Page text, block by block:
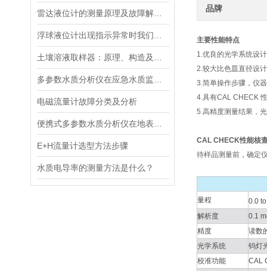
电磁流量计故障分类及分析
E+H流量计选型方法步骤
水质电导率的测量方法是什么？
品牌
主要性能特点
1.优良的光学系统设
2.较大比色皿直径设
3.简单操作步骤，仪
4.具有CAL CHECK
5.高精度测量结果，
CAL CHECK性能核
待样品测量前，确定
量程
0.0
解析度
0.1
精度
读数
光学系统
钨灯
校准功能
CAL